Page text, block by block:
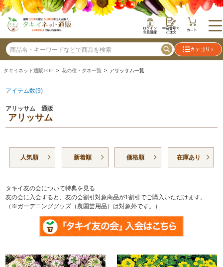
ログイン
会員登録
申込番号で
ご注文 カート
カテゴリ
タキイネット通販TOP > 花の種・タネ一覧 > アリッサム一覧
アイテム数(9)
アリッサム 通販
アリッサム
人気順 新着順 価格順 在庫あり
タキイ友の会について特典を見る
友の会に入会すると、友の会割引対象商品が1割引でご購入いただけます。
（※ガーデニンググッズ（農園芸用品）は対象外です。）